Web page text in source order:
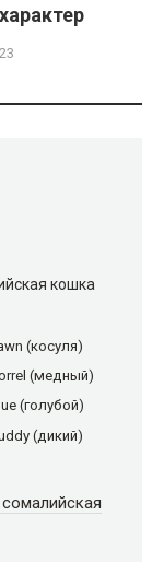
кошка
(косуля)
(медный)
(голубой)
(дикий)